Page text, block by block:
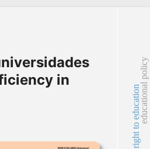
in
educational policy
right to education